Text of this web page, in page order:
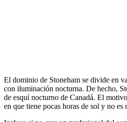
El dominio de Stoneham se divide en
con iluminación nocturna. De hecho,
de esquí nocturno de Canadá. El
en que tiene pocas horas de sol y no